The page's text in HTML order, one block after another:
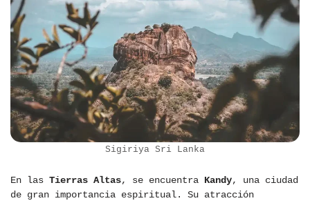
Sigiriya Sri Lanka
En las Tierras Altas, se encuentra Kandy, una ciudad
de gran importancia espiritual. Su atracción